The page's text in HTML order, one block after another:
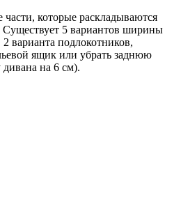
части, которые раскладываются
Существует 5 вариантов ширины
варианта подлокотников,
ящик или убрать заднюю
на 6 см).